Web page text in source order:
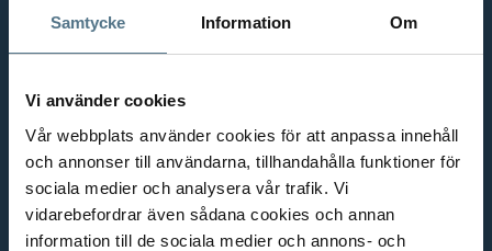
Samtycke Information Om
Vi använder cookies
Vår webbplats använder cookies för att anpassa innehåll
och annonser till användarna, tillhandahålla funktioner för
sociala medier och analysera vår trafik. Vi
vidarebefordrar även sådana cookies och annan
information till de sociala medier och annons- och
FASTIGHETSMÄKLARE
E-post:
samar.omarain@bjurfors.se
Telefon:
0733-73 74 53